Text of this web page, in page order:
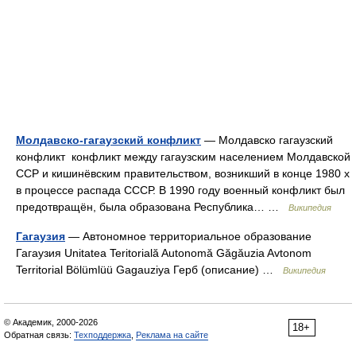
Молдавско-гагаузский конфликт — Молдавско гагаузский
конфликт конфликт между гагаузским населением Молдавской
ССР и кишинёвским правительством, возникший в конце 1980 х
в процессе распада СССР. В 1990 году военный конфликт был
предотвращён, была образована Республика… …
Википедия
Гагаузия — Автономное территориальное образование
Гагаузия Unitatea Teritorială Autonomă Găgăuzia Avtonom
Territorial Bölümlüü Gagauziya Герб (описание) …
Википедия
18+
© Академик, 2000-2026
Обратная связь: Техподдержка Реклама на сайте